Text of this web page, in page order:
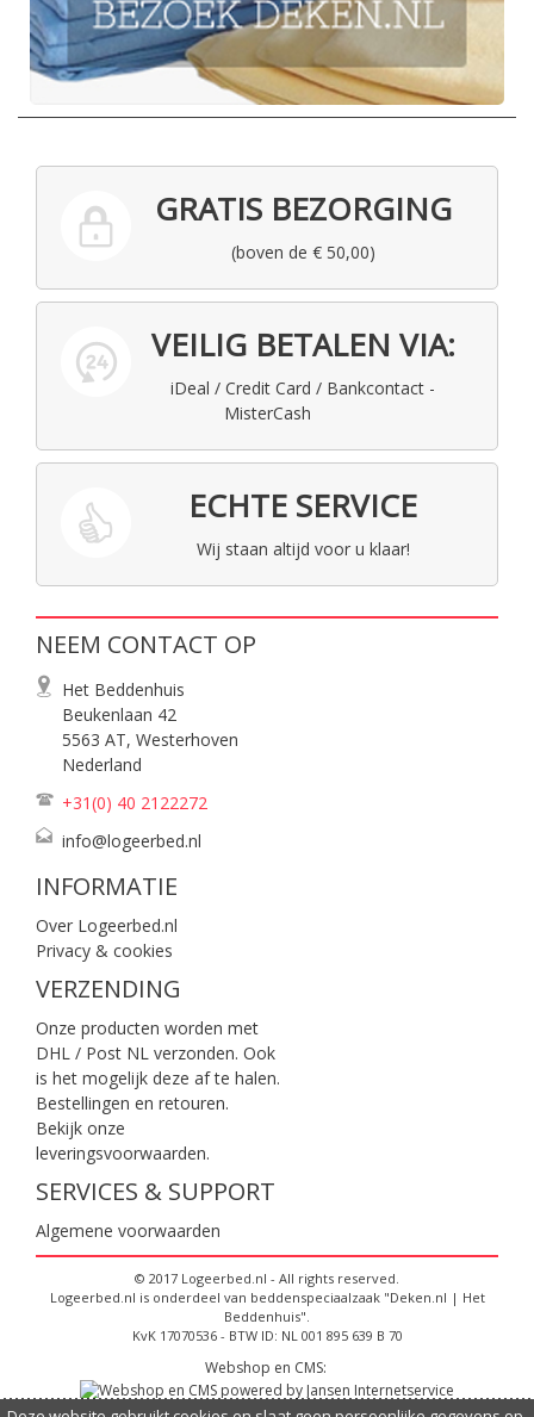
GRATIS BEZORGING
(boven de € 50,00)
VEILIG BETALEN VIA:
iDeal / Credit Card / Bankcontact -
MisterCash
ECHTE SERVICE
Wij staan altijd voor u klaar!
NEEM CONTACT OP
Het Beddenhuis
Beukenlaan 42
5563 AT, Westerhoven
Nederland
+31(0) 40 2122272
info@logeerbed.nl
INFORMATIE
Over Logeerbed.nl
Privacy & cookies
VERZENDING
Onze producten worden met
DHL / Post NL verzonden. Ook
is het mogelijk deze af te halen.
Bestellingen en retouren.
Bekijk onze
leveringsvoorwaarden.
SERVICES & SUPPORT
Algemene voorwaarden
© 2017 Logeerbed.nl - All rights reserved.
Logeerbed.nl is onderdeel van beddenspeciaalzaak "Deken.nl | Het
Beddenhuis".
KvK 17070536 - BTW ID: NL 001 895 639 B 70
Webshop en CMS: